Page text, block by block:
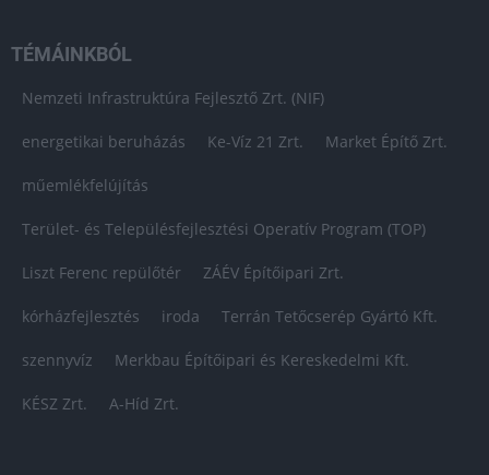
TÉMÁINKBÓL
Nemzeti Infrastruktúra Fejlesztő Zrt. (NIF)
energetikai beruházás Ke-Víz 21 Zrt. Market Építő Zrt.
műemlékfelújítás
Terület- és Településfejlesztési Operatív Program (TOP)
Liszt Ferenc repülőtér ZÁÉV Építőipari Zrt.
kórházfejlesztés iroda Terrán Tetőcserép Gyártó Kft.
szennyvíz Merkbau Építőipari és Kereskedelmi Kft.
KÉSZ Zrt. A-Híd Zrt.